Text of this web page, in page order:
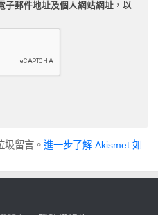
子郵件地址及個人網站網址，以
圾留言。 進一步了解 Akismet 如